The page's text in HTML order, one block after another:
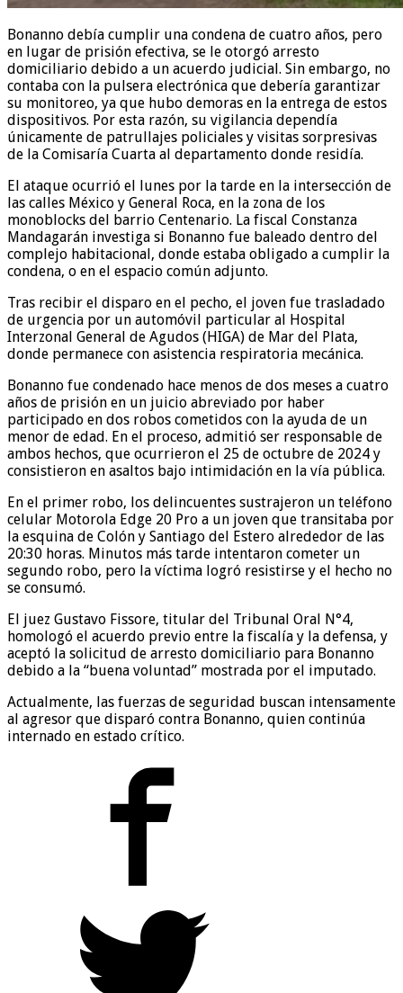
Bonanno debía cumplir una condena de cuatro años, pero
en lugar de prisión efectiva, se le otorgó arresto
domiciliario debido a un acuerdo judicial. Sin embargo, no
contaba con la pulsera electrónica que debería garantizar
su monitoreo, ya que hubo demoras en la entrega de estos
dispositivos. Por esta razón, su vigilancia dependía
únicamente de patrullajes policiales y visitas sorpresivas
de la Comisaría Cuarta al departamento donde residía.
El ataque ocurrió el lunes por la tarde en la intersección de
las calles México y General Roca, en la zona de los
monoblocks del barrio Centenario. La fiscal Constanza
Mandagarán investiga si Bonanno fue baleado dentro del
complejo habitacional, donde estaba obligado a cumplir la
condena, o en el espacio común adjunto.
Tras recibir el disparo en el pecho, el joven fue trasladado
de urgencia por un automóvil particular al Hospital
Interzonal General de Agudos (HIGA) de Mar del Plata,
donde permanece con asistencia respiratoria mecánica.
Bonanno fue condenado hace menos de dos meses a cuatro
años de prisión en un juicio abreviado por haber
participado en dos robos cometidos con la ayuda de un
menor de edad. En el proceso, admitió ser responsable de
ambos hechos, que ocurrieron el 25 de octubre de 2024 y
consistieron en asaltos bajo intimidación en la vía pública.
En el primer robo, los delincuentes sustrajeron un teléfono
celular Motorola Edge 20 Pro a un joven que transitaba por
la esquina de Colón y Santiago del Estero alrededor de las
20:30 horas. Minutos más tarde intentaron cometer un
segundo robo, pero la víctima logró resistirse y el hecho no
se consumó.
El juez Gustavo Fissore, titular del Tribunal Oral N°4,
homologó el acuerdo previo entre la fiscalía y la defensa, y
aceptó la solicitud de arresto domiciliario para Bonanno
debido a la “buena voluntad” mostrada por el imputado.
Actualmente, las fuerzas de seguridad buscan intensamente
al agresor que disparó contra Bonanno, quien continúa
internado en estado crítico.